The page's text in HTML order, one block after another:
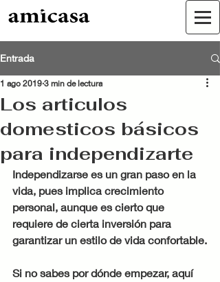
Entrada
Los articulos
domesticos básicos
para independizarte
1 ago 2019 3 min de lectura
Independizarse es un gran paso en la
vida, pues implica crecimiento
personal, aunque es cierto que
requiere de cierta inversión para
garantizar un estilo de vida confortable.
Si no sabes por dónde empezar, aquí